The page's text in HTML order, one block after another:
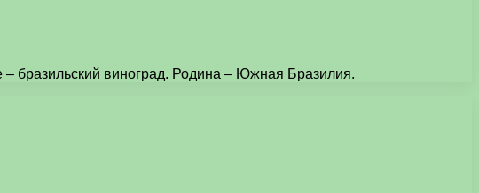
бразильский виноград. Родина – Южная Бразилия.